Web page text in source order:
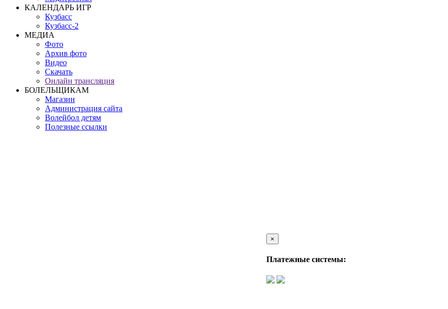
КАЛЕНДАРЬ ИГР
Кузбасс
Кузбасс-2
МЕДИА
Фото
Архив фото
Видео
Скачать
Онлайн трансляция
БОЛЕЛЬЩИКАМ
Магазин
Администрация сайта
Волейбол детям
Полезные ссылки
×
Платежные системы: